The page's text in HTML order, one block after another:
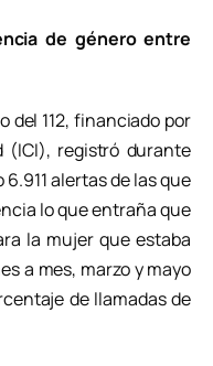
de género entre
del 112, financiado por
(ICI), registró durante
alertas de las que
lo que entraña que
la mujer que estaba
a mes, marzo y mayo
de llamadas de